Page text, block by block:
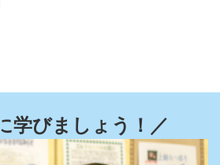
学びましょう！／